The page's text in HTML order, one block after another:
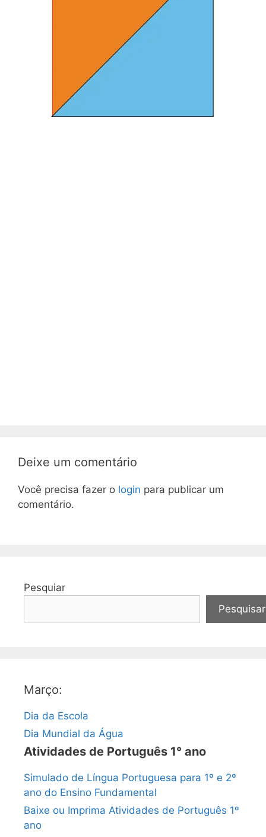
Deixe um comentário
Você precisa fazer o login para publicar um
comentário.
Pesquiar
Pesquisar
Março:
Dia da Escola
Dia Mundial da Água
Atividades de Português 1° ano
Simulado de Língua Portuguesa para 1º e 2º
ano do Ensino Fundamental
Baixe ou Imprima Atividades de Português 1º
ano